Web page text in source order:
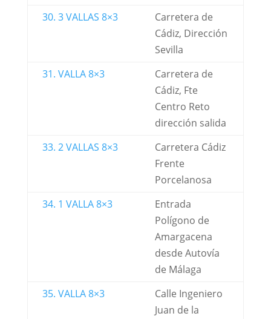
30. 3 VALLAS 8×3
Carretera de
Cádiz, Dirección
Sevilla
31. VALLA 8×3
Carretera de
Cádiz, Fte
Centro Reto
dirección salida
33. 2 VALLAS 8×3
Carretera Cádiz
Frente
Porcelanosa
34. 1 VALLA 8×3
Entrada
Polígono de
Amargacena
desde Autovía
de Málaga
35. VALLA 8×3
Calle Ingeniero
Juan de la